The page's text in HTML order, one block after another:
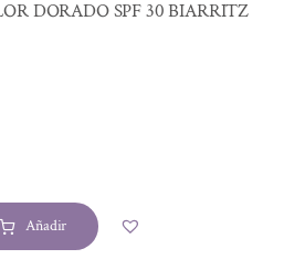
DORADO SPF 30 BIARRITZ
Añadir